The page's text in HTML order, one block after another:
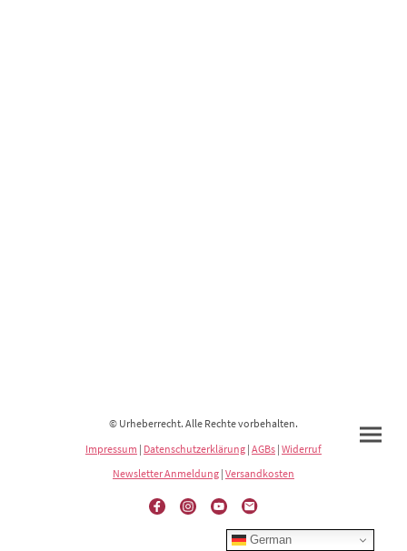
© Urheberrecht. Alle Rechte vorbehalten.
Impressum | Datenschutzerklärung | AGBs | Widerruf
Newsletter Anmeldung | Versandkosten
German